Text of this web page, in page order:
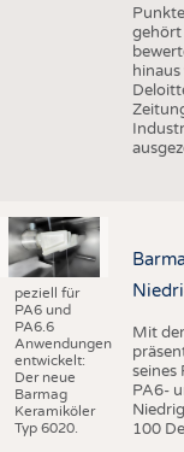
gehört
peziell für
PA6 und
PA6.6
Anwendungen
entwickelt:
Der neue
Barmag
Keramiköler
Typ 6020.
Mit
PA6-
100